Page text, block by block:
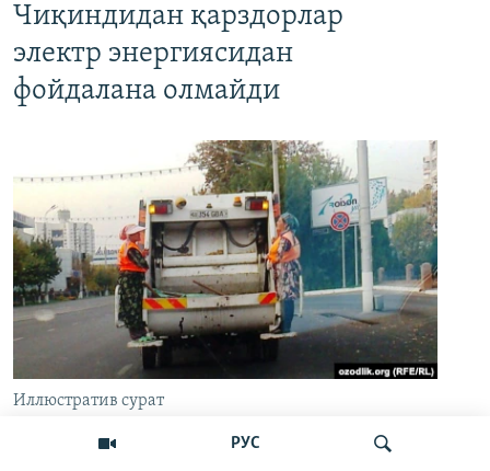
РУС
Чиқиндидан қарздорлар
электр энергиясидан
фойдалана олмайди
Иллюстратив сурат